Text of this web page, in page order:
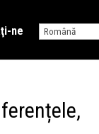
ne